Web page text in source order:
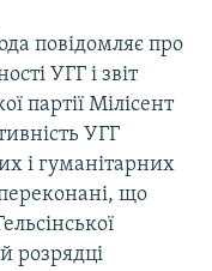
повідомляє про
УГГ і звіт
партії Мілісент
УГГ
і гуманітарних
що
розрядці